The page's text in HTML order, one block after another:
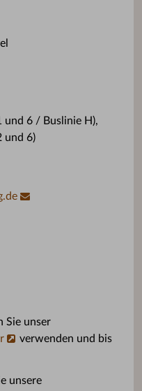
und 6 / Buslinie H),
und 6)
Sie unser
verwenden und bis
unsere